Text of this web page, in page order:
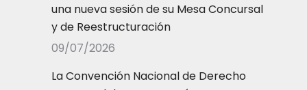
una nueva sesión de su Mesa Concursal
y de Reestructuración
09/07/2026
La Convención Nacional de Derecho